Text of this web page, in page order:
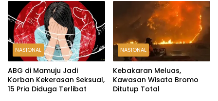
NASIONAL
ABG di Mamuju Jadi
Korban Kekerasan Seksual,
15 Pria Diduga Terlibat
NASIONAL
Kebakaran Meluas,
Kawasan Wisata Bromo
Ditutup Total